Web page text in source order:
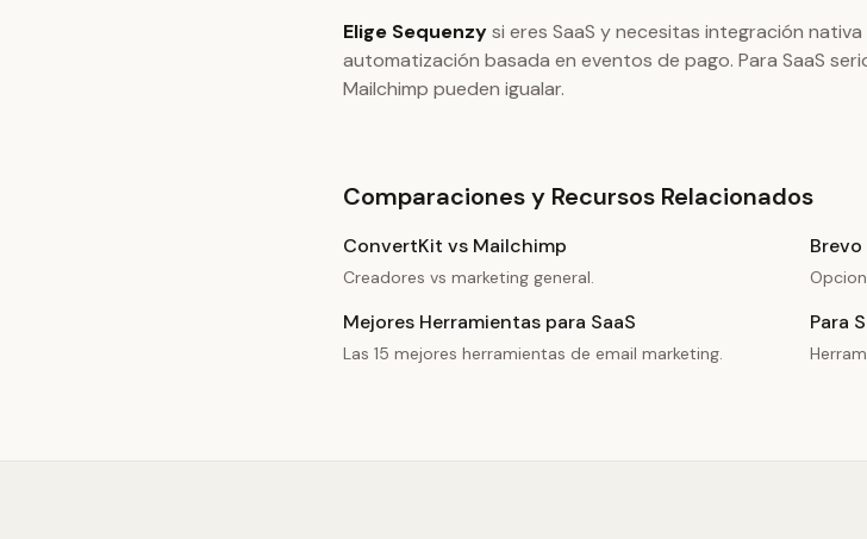
Elige Sequenzysi eres SaaS y necesitas integración
automatización basada en eventos de pago. Para SaaS
Mailchimp pueden igualar.
Comparaciones y Recursos Relacionados
ConvertKit vs Mailchimp
Creadores vs marketing general.
Mejores Herramientas para SaaS
Las 15 mejores herramientas de email marketing.
Para